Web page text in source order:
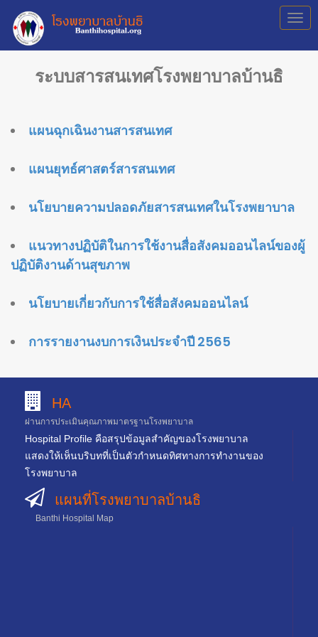
ระบบสารสนเทศโรงพยาบาลบ้านธิ
แผนฉุกเฉินงานสารสนเทศ
แผนยุทธ์ศาสตร์สารสนเทศ
นโยบายความปลอดภัยสารสนเทศในโรงพยาบาล
แนวทางปฏิบัติในการใช้งานสื่อสังคมออนไลน์ของผู้
ปฏิบัติงานด้านสุขภาพ
นโยบายเกี่ยวกับการใช้สื่อสังคมออนไลน์
การรายงานงบการเงินประจำปี 2565
HA
ผ่านการประเมินคุณภาพมาตรฐานโรงพยาบาล
Hospital Profile คือสรุปข้อมูลสำคัญของโรงพยาบาล
แสดงให้เห็นบริบทที่เป็นตัวกำหนดทิศทางการทำงานของ
โรงพยาบาล
แผนที่โรงพยาบาลบ้านธิ
Banthi Hospital Map